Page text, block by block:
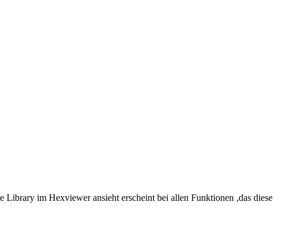
im Hexviewer ansieht erscheint bei allen Funktionen ,das diese